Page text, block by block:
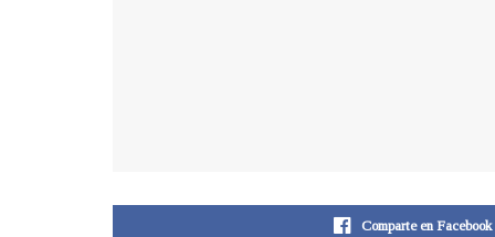
Comparte en Facebook